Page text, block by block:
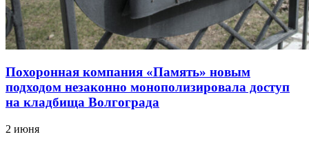
Похоронная компания «Память» новым
подходом незаконно монополизировала доступ
на кладбища Волгограда
2 июня